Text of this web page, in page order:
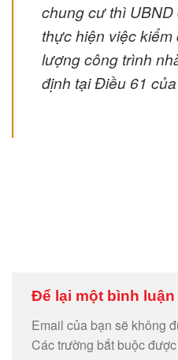
chung cư thì
thực hiện việc
lượng công trình
định tại Điều 61
Để lại một bình luận
Email của bạn sẽ không
Các trường bắt buộc